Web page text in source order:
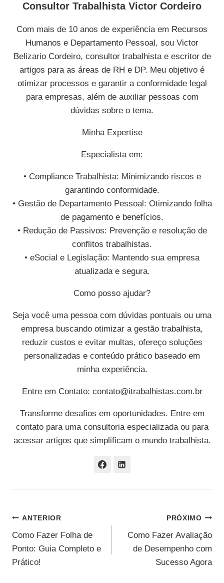
Consultor Trabalhista Victor Cordeiro
Com mais de 10 anos de experiência em Recursos
Humanos e Departamento Pessoal, sou Victor
Belizario Cordeiro, consultor trabalhista e escritor de
artigos para as áreas de RH e DP. Meu objetivo é
otimizar processos e garantir a conformidade legal
para empresas, além de auxiliar pessoas com
dúvidas sobre o tema.
Minha Expertise
Especialista em:
• Compliance Trabalhista: Minimizando riscos e
garantindo conformidade.
• Gestão de Departamento Pessoal: Otimizando folha
de pagamento e benefícios.
• Redução de Passivos: Prevenção e resolução de
conflitos trabalhistas.
• eSocial e Legislação: Mantendo sua empresa
atualizada e segura.
Como posso ajudar?
Seja você uma pessoa com dúvidas pontuais ou uma
empresa buscando otimizar a gestão trabalhista,
reduzir custos e evitar multas, ofereço soluções
personalizadas e conteúdo prático baseado em
minha experiência.
Entre em Contato: contato@itrabalhistas.com.br
Transforme desafios em oportunidades. Entre em
contato para uma consultoria especializada ou para
acessar artigos que simplificam o mundo trabalhista.
Navegação
De
Post
ANTERIOR
Como Fazer Folha de
Ponto: Guia Completo e
Prático!
PRÓXIMO
Como Fazer Avaliação
de Desempenho com
Sucesso Agora